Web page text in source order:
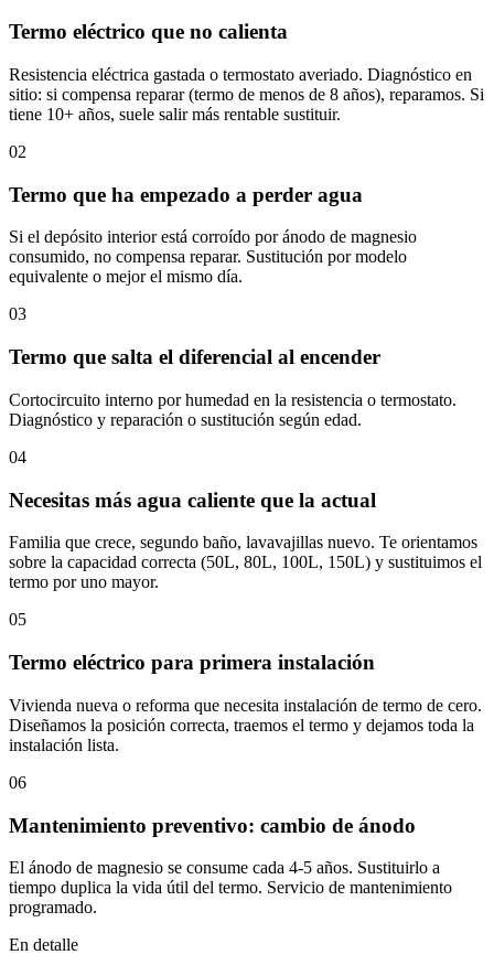
Termo eléctrico que no calienta
Resistencia eléctrica gastada o termostato averiado. Diagnóstico en
sitio: si compensa reparar (termo de menos de 8 años), reparamos. Si
tiene 10+ años, suele salir más rentable sustituir.
02
Termo que ha empezado a perder agua
Si el depósito interior está corroído por ánodo de magnesio
consumido, no compensa reparar. Sustitución por modelo
equivalente o mejor el mismo día.
03
Termo que salta el diferencial al encender
Cortocircuito interno por humedad en la resistencia o termostato.
Diagnóstico y reparación o sustitución según edad.
04
Necesitas más agua caliente que la actual
Familia que crece, segundo baño, lavavajillas nuevo. Te orientamos
sobre la capacidad correcta (50L, 80L, 100L, 150L) y sustituimos el
termo por uno mayor.
05
Termo eléctrico para primera instalación
Vivienda nueva o reforma que necesita instalación de termo de cero.
Diseñamos la posición correcta, traemos el termo y dejamos toda la
instalación lista.
06
Mantenimiento preventivo: cambio de ánodo
El ánodo de magnesio se consume cada 4-5 años. Sustituirlo a
tiempo duplica la vida útil del termo. Servicio de mantenimiento
programado.
En detalle